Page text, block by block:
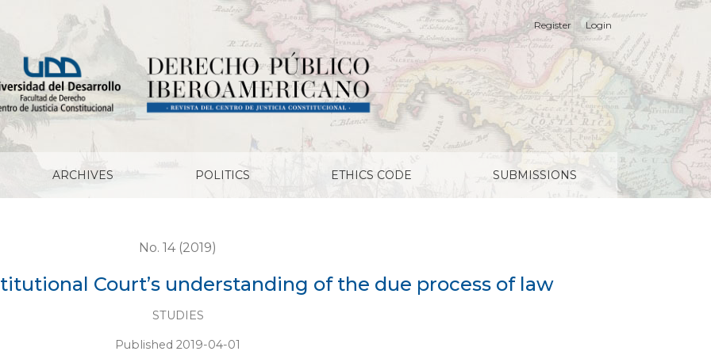
of the due process of law
ARCHIVES POLITICS ETHICS CODE SUBMISSIONS
Register Login
No. 14 (2019)
Court’s understanding of the due process of law
STUDIES
Published 2019-04-01